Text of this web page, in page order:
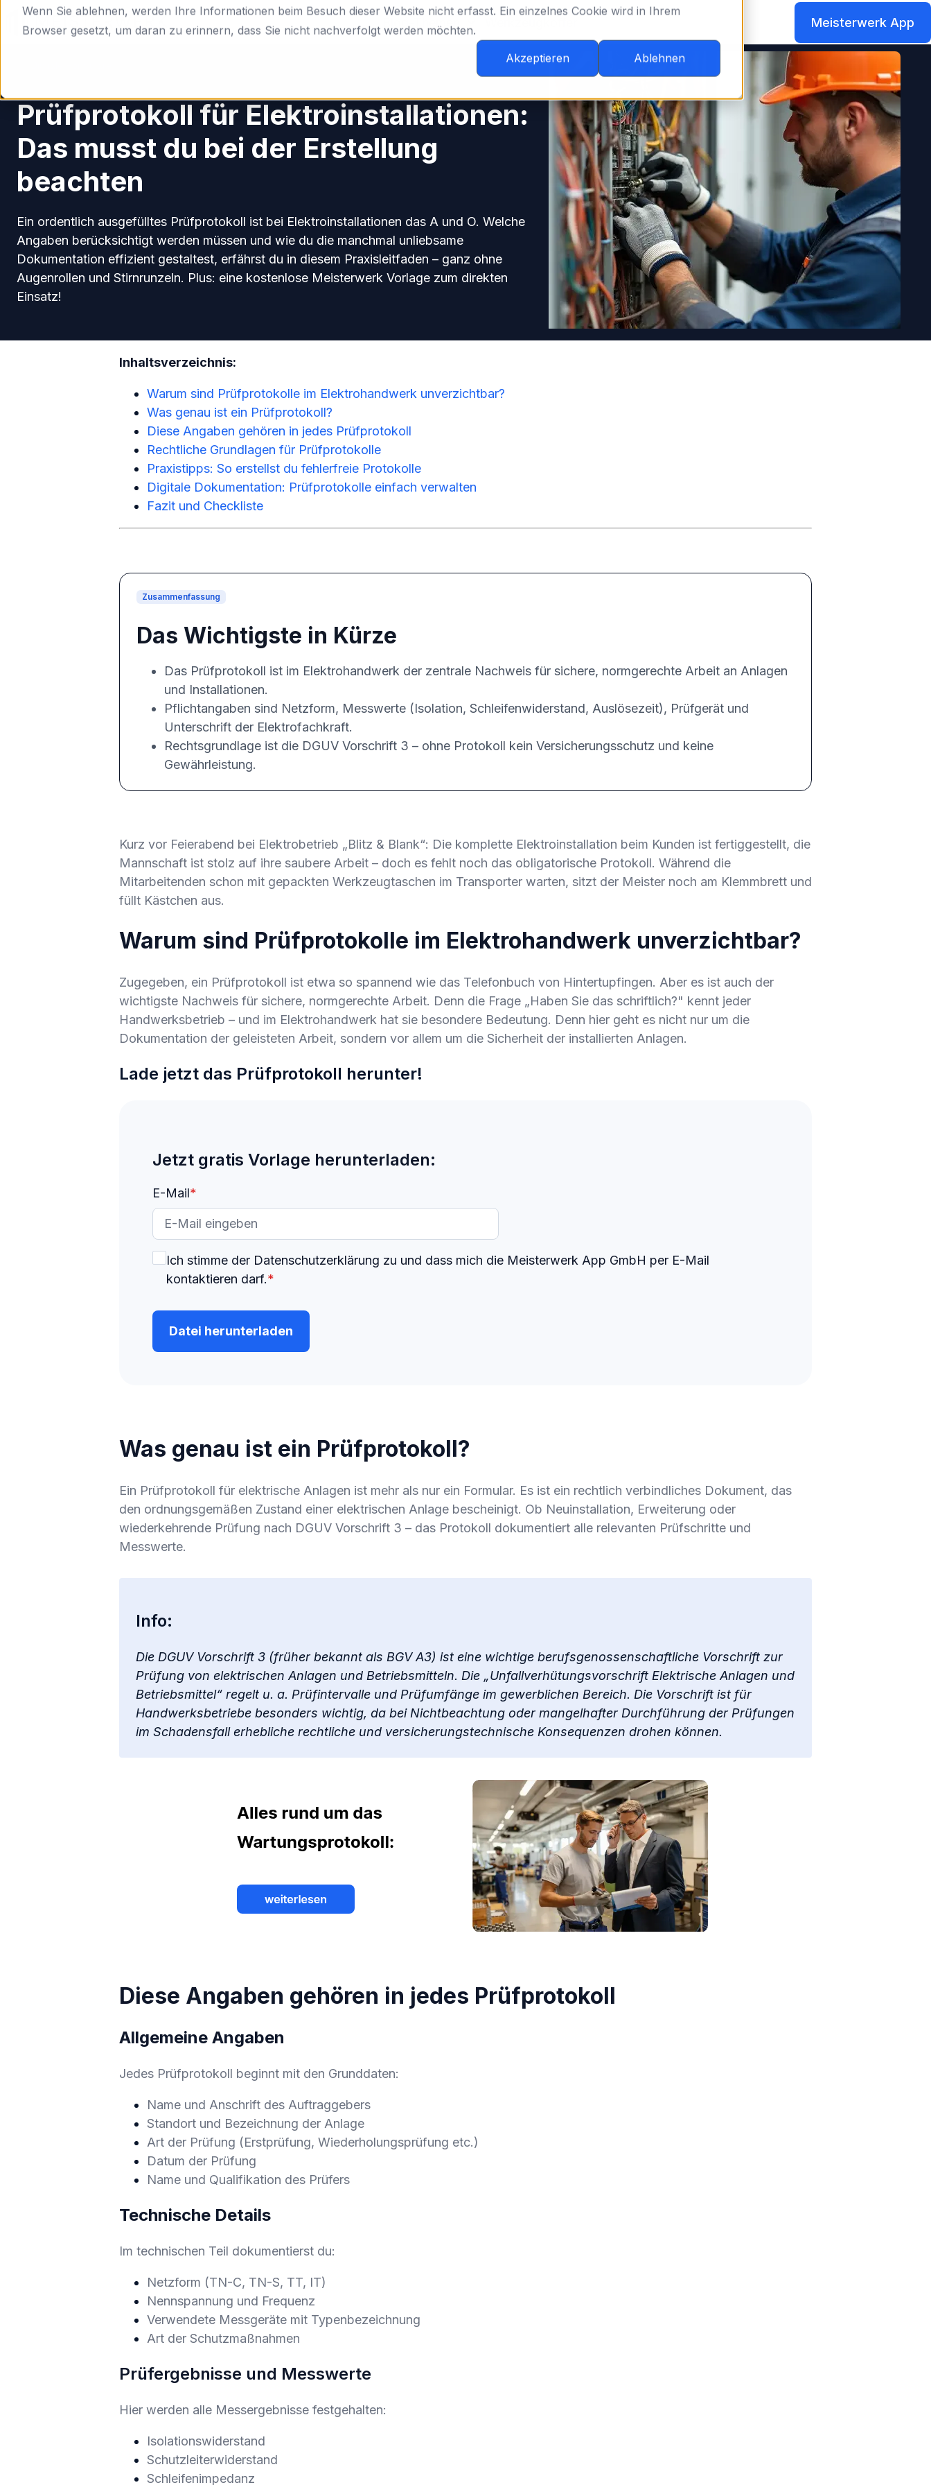
Wenn Sie ablehnen, werden Ihre Informationen beim Besuch dieser Website nicht erfasst. Ein einzelnes Cookie wird in Ihrem
Browser gesetzt, um daran zu erinnern, dass Sie nicht nachverfolgt werden möchten.
Akzeptieren Ablehnen
m
Blog-Themen Meisterwerk App
Prüfprotokoll für Elektroinstallationen:
Das musst du bei der Erstellung
beachten
Ein ordentlich ausgefülltes Prüfprotokoll ist bei Elektroinstallationen das A und O. Welche
Angaben berücksichtigt werden müssen und wie du die manchmal unliebsame
Dokumentation effizient gestaltest, erfährst du in diesem Praxisleitfaden – ganz ohne
Augenrollen und Stirnrunzeln. Plus: eine kostenlose Meisterwerk Vorlage zum direkten
Einsatz!
Inhaltsverzeichnis:
Warum sind Prüfprotokolle im Elektrohandwerk unverzichtbar?
Was genau ist ein Prüfprotokoll?
Diese Angaben gehören in jedes Prüfprotokoll
Rechtliche Grundlagen für Prüfprotokolle
Praxistipps: So erstellst du fehlerfreie Protokolle
Digitale Dokumentation: Prüfprotokolle einfach verwalten
Fazit und Checkliste
Zusammenfassung
Das Wichtigste in Kürze
Das Prüfprotokoll ist im Elektrohandwerk der zentrale Nachweis für sichere, normgerechte Arbeit an Anlagen
und Installationen.
Pflichtangaben sind Netzform, Messwerte (Isolation, Schleifenwiderstand, Auslösezeit), Prüfgerät und
Unterschrift der Elektrofachkraft.
Rechtsgrundlage ist die DGUV Vorschrift 3 – ohne Protokoll kein Versicherungsschutz und keine
Gewährleistung.
Kurz vor Feierabend bei Elektrobetrieb „Blitz & Blank“: Die komplette Elektroinstallation beim Kunden ist fertiggestellt, die
Mannschaft ist stolz auf ihre saubere Arbeit – doch es fehlt noch das obligatorische Protokoll. Während die
Mitarbeitenden schon mit gepackten Werkzeugtaschen im Transporter warten, sitzt der Meister noch am Klemmbrett und
füllt Kästchen aus.
Warum sind Prüfprotokolle im Elektrohandwerk unverzichtbar?
Zugegeben, ein Prüfprotokoll ist etwa so spannend wie das Telefonbuch von Hintertupfingen. Aber es ist auch der
wichtigste Nachweis für sichere, normgerechte Arbeit. Denn die Frage „Haben Sie das schriftlich?" kennt jeder
Handwerksbetrieb – und im Elektrohandwerk hat sie besondere Bedeutung. Denn hier geht es nicht nur um die
Dokumentation der geleisteten Arbeit, sondern vor allem um die Sicherheit der installierten Anlagen.
Lade jetzt das Prüfprotokoll herunter!
Jetzt gratis Vorlage herunterladen:
E-Mail*
Ich stimme der Datenschutzerklärung zu und dass mich die Meisterwerk App GmbH per E-Mail
kontaktieren darf.*
Datei herunterladen
Was genau ist ein Prüfprotokoll?
Ein Prüfprotokoll für elektrische Anlagen ist mehr als nur ein Formular. Es ist ein rechtlich verbindliches Dokument, das
den ordnungsgemäßen Zustand einer elektrischen Anlage bescheinigt. Ob Neuinstallation, Erweiterung oder
wiederkehrende Prüfung nach DGUV Vorschrift 3 – das Protokoll dokumentiert alle relevanten Prüfschritte und
Messwerte.
Info:
Die DGUV Vorschrift 3 (früher bekannt als BGV A3) ist eine wichtige berufsgenossenschaftliche Vorschrift zur
Prüfung von elektrischen Anlagen und Betriebsmitteln. Die „Unfallverhütungsvorschrift Elektrische Anlagen und
Betriebsmittel“ regelt u. a. Prüfintervalle und Prüfumfänge im gewerblichen Bereich. Die Vorschrift ist für
Handwerksbetriebe besonders wichtig, da bei Nichtbeachtung oder mangelhafter Durchführung der Prüfungen
im Schadensfall erhebliche rechtliche und versicherungstechnische Konsequenzen drohen können.
Diese Angaben gehören in jedes Prüfprotokoll
Allgemeine Angaben
Jedes Prüfprotokoll beginnt mit den Grunddaten:
Name und Anschrift des Auftraggebers
Standort und Bezeichnung der Anlage
Art der Prüfung (Erstprüfung, Wiederholungsprüfung etc.)
Datum der Prüfung
Name und Qualifikation des Prüfers
Technische Details
Im technischen Teil dokumentierst du:
Netzform (TN-C, TN-S, TT, IT)
Nennspannung und Frequenz
Verwendete Messgeräte mit Typenbezeichnung
Art der Schutzmaßnahmen
Prüfergebnisse und Messwerte
Hier werden alle Messergebnisse festgehalten:
Isolationswiderstand
Schutzleiterwiderstand
Schleifenimpedanz